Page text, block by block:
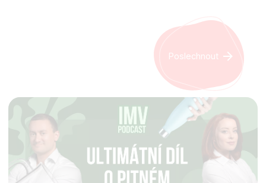
Poslechnout